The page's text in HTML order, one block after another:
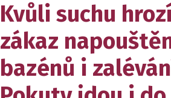
Kvůli suchu
zákaz
bazénů i